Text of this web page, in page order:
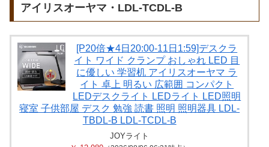
アイリスオーヤマ・LDL-TCDL-B
[P20倍★4日20:00-11日1:59]デスクラ
イト ワイド クランプ おしゃれ LED 目
に優しい 学習机 アイリスオーヤマ ラ
イト 卓上 明るい 広範囲 コンパクト
LEDデスクライト LEDライト LED照明
寝室 子供部屋 デスク 勉強 読書 照明 照明器具 LDL-
TBDL-B LDL-TCDL-B
JOYライト